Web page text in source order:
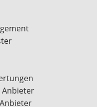
Anbieter